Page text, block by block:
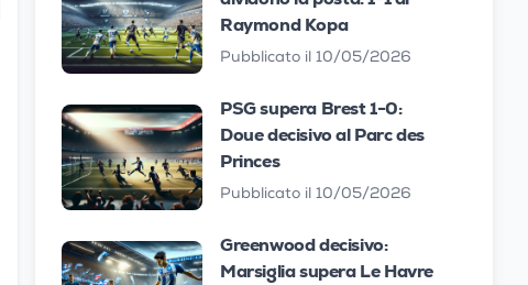
Raymond Kopa
Pubblicato il 10/05/2026
PSG supera Brest 1-0:
Doue decisivo al Parc des
Princes
Pubblicato il 10/05/2026
Greenwood decisivo:
Marsiglia supera Le Havre